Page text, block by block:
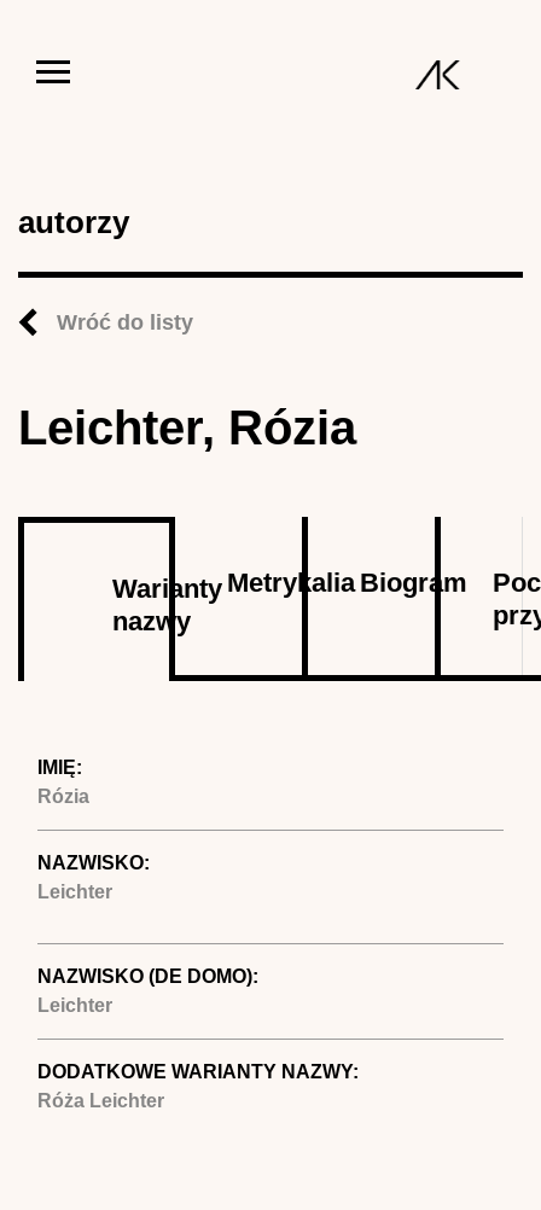
autorzy
Wróć do listy
Leichter, Rózia
Warianty
nazwy
karta)
MetrykaliaBiogram
IMIĘ:
Rózia
NAZWISKO:
Leichter
NAZWISKO (DE DOMO):
Leichter
DODATKOWE WARIANTY NAZWY:
Róża Leichter